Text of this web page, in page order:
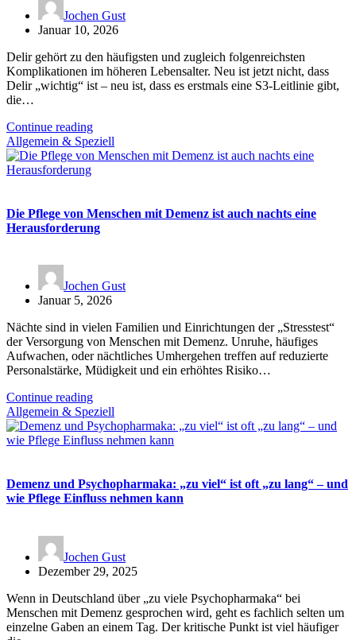
Jochen Gust
Januar 10, 2026
Delir gehört zu den häufigsten und zugleich folgenreichsten
Komplikationen im höheren Lebensalter. Neu ist jetzt nicht, dass
Delir „wichtig“ ist – neu ist, dass es erstmals eine S3-Leitlinie gibt,
die…
Continue reading
Allgemein & Speziell
Die Pflege von Menschen mit Demenz ist auch nachts eine
Herausforderung
Jochen Gust
Januar 5, 2026
Nächte sind in vielen Familien und Einrichtungen der „Stresstest“
der Versorgung von Menschen mit Demenz. Unruhe, häufiges
Aufwachen, oder nächtliches Umhergehen treffen auf reduzierte
Personalstärke, Müdigkeit und ein erhöhtes Risiko…
Continue reading
Allgemein & Speziell
Demenz und Psychopharmaka: „zu viel“ ist oft „zu lang“ – und
wie Pflege Einfluss nehmen kann
Jochen Gust
Dezember 29, 2025
Wenn in Deutschland über „zu viele Psychopharmaka“ bei
Menschen mit Demenz gesprochen wird, geht es fachlich selten um
einzelne Gaben an einem Tag. Der kritische Punkt ist viel häufiger